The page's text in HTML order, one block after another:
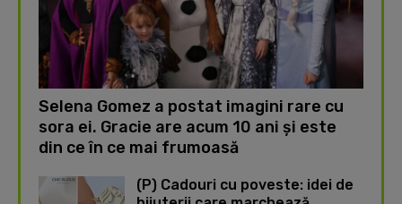
Selena Gomez a postat imagini rare cu
sora ei. Gracie are acum 10 ani și este
din ce în ce mai frumoasă
(P) Cadouri cu poveste: idei de